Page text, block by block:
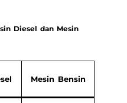
Diesel dan Mesin
Mesin Bensin